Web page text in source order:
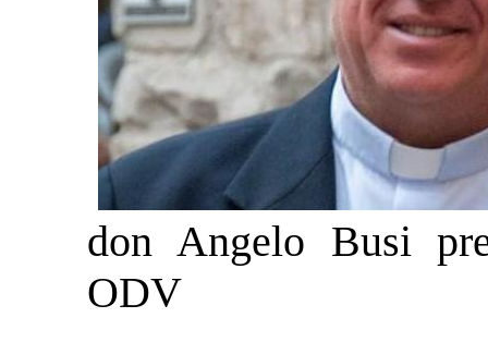
don Angelo Busi
ODV